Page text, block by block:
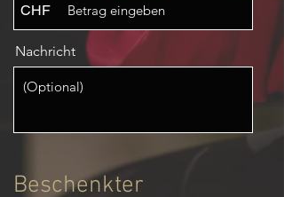
CHF
Nachricht
Beschenkter